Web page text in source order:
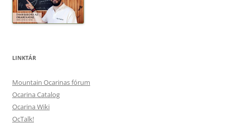
LINKTÁR
Mountain Ocarinas fórum
Ocarina Catalog
Ocarina Wiki
OcTalk!